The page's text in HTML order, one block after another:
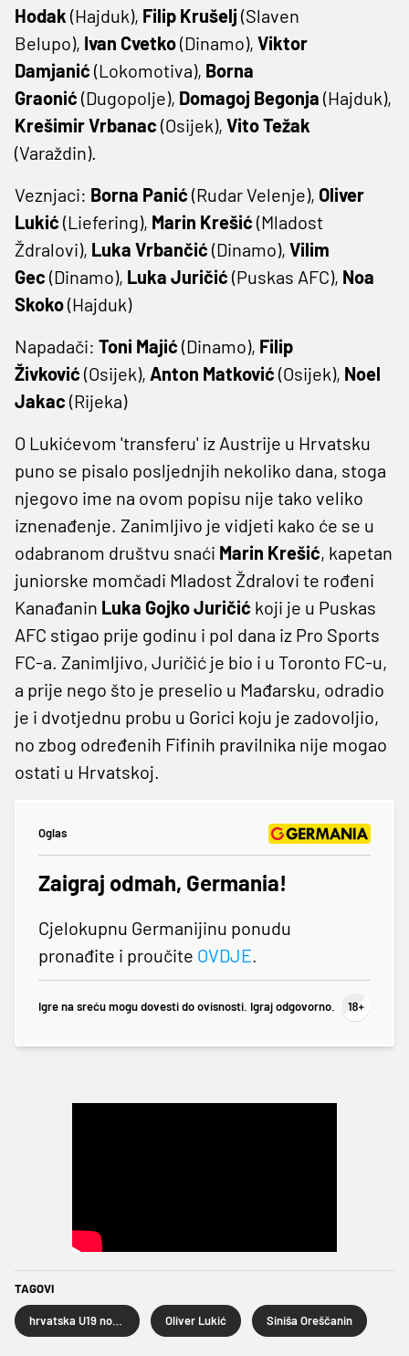
Hodak (Hajduk), Filip Krušelj (Slaven
Belupo), Ivan Cvetko(Dinamo), Viktor
Damjanić (Lokomotiva), Borna
Graonić (Dugopolje), Domagoj Begonja (Hajduk),
Krešimir Vrbanac (Osijek), VitoTežak
(Varaždin).
Veznjaci: Borna Panić (Rudar Velenje), Oliver
Lukić (Liefering), Marin Krešić (Mladost
Ždralovi), Luka Vrbančić (Dinamo), Vilim
Gec (Dinamo), Luka Juričić (Puskas AFC), Noa
Skoko(Hajduk)
Napadači: Toni Majić (Dinamo), Filip
Živković (Osijek), Anton Matković (Osijek), Noel
Jakac (Rijeka)
O Lukićevom 'transferu' iz Austrije u Hrvatsku
puno se pisalo posljednjih nekoliko dana, stoga
njegovo ime na ovom popisu nije tako veliko
iznenađenje. Zanimljivo je vidjeti kako će se u
odabranom društvu snaći Marin Krešić, kapetan
juniorske momčadi Mladost Ždralovi te rođeni
Kanađanin Luka Gojko Juričić koji je u Puskas
AFC stigao prije godinu i pol dana iz Pro Sports
FC-a. Zanimljivo, Juričić je bio i u Toronto FC-u,
a prije nego što je preselio u Mađarsku, odradio
je i dvotjednu probu u Gorici koju je zadovoljio,
no zbog određenih Fifinih pravilnika nije mogao
ostati u Hrvatskoj.
Oglas
Zaigraj odmah, Germania!
Cjelokupnu Germanijinu ponudu
pronađite i proučite OVDJE.
Igre na sreću mogu dovesti do ovisnosti. Igraj odgovorno.
TAGOVI
Oliver Lukić Siniša Oreščanin